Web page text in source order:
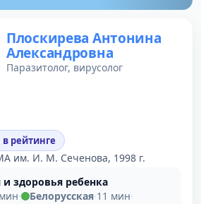
Плоскирева Антонина
Александровна
Паразитолог, вирусолог
рейтинге
им. И. М. Сеченова, 1998 г.
здоровья ребенка
· Белорусская·11 мин·